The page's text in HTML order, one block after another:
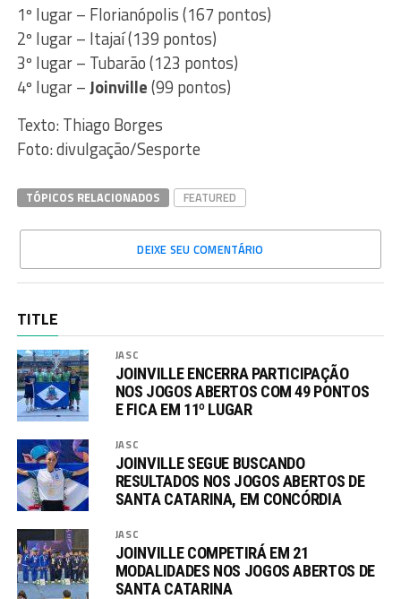
1º lugar – Florianópolis (167 pontos)
2º lugar – Itajaí (139 pontos)
3º lugar – Tubarão (123 pontos)
4º lugar –Joinville(99 pontos)
Texto: Thiago Borges
Foto: divulgação/Sesporte
TÓPICOS RELACIONADOS FEATURED
DEIXE SEU COMENTÁRIO
TITLE
JASC
JOINVILLE ENCERRA PARTICIPAÇÃO
NOS JOGOS ABERTOS COM 49 PONTOS
E FICA EM 11º LUGAR
JASC
JOINVILLE SEGUE BUSCANDO
RESULTADOS NOS JOGOS ABERTOS DE
SANTA CATARINA, EM CONCÓRDIA
JASC
JOINVILLE COMPETIRÁ EM 21
MODALIDADES NOS JOGOS ABERTOS DE
SANTA CATARINA